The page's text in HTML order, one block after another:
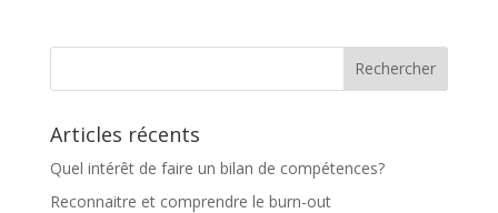
Articles récents
Quel intérêt de faire un bilan de compétences?
Reconnaitre et comprendre le burn-out